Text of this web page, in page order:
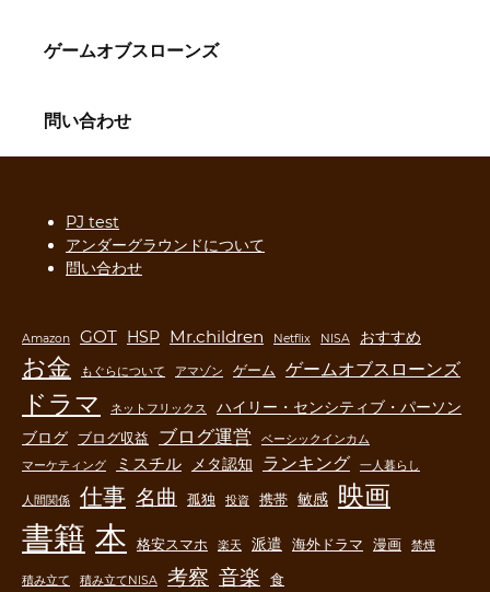
ゲームオブスローンズ
問い合わせ
PJ test
アンダーグラウンドについて
問い合わせ
Amazon GOT HSP Mr.children Netflix NISA おすすめ
お金 もぐらについて アマゾン ゲーム ゲームオブスローンズ
ドラマ ネットフリックス
ハイリー・センシティブ・パーソン
ブログ
ブログ収益 ブログ運営
ベーシックインカム
マーケティング
ミスチル メタ認知 ランキング 一人暮らし
人間関係 仕事 名曲 孤独 投資 携帯 敏感 映画
書籍 本 格安スマホ 楽天 派遣 海外ドラマ 漫画 禁煙
積み立て 積み立てNISA 考察 音楽 食